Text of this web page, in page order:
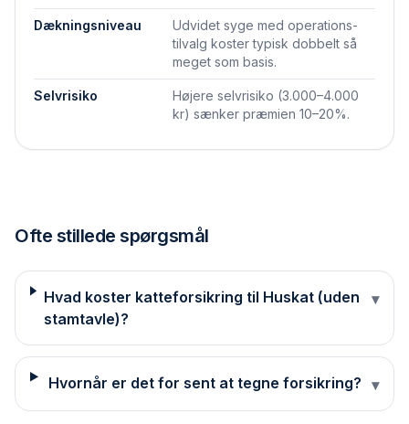
Dækningsniveau
Udvidet syge med operations­
tilvalg koster typisk dobbelt så
meget som basis.
Selvrisiko
Højere selvrisiko (3.000–4.000
kr) sænker præmien 10–20%.
Ofte stillede spørgsmål
Hvad koster katteforsikring til Huskat (uden
stamtavle)?
▾
Hvornår er det for sent at tegne forsikring? ▾